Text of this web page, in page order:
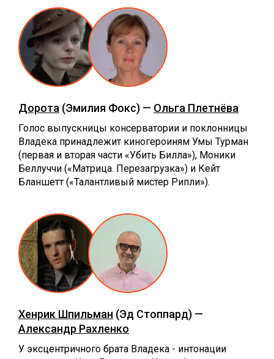
Дорота (Эмилия Фокс) — Ольга Плетнёва
Голос выпускницы консерватории и поклонницы
Владека принадлежит киногероиням Умы Турман
(первая и вторая части «Убить Билла»), Моники
Беллуччи («Матрица. Перезагрузка») и Кейт
Бланшетт («Талантливый мистер Рипли»).
Хенрик Шпильман (Эд Стоппард) —
Александр Рахленко
У эксцентричного брата Владека - интонации